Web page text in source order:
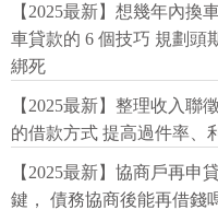
【2025最新】想幾年內換
車貸款的 6 個技巧 規劃頭
綁死
【2025最新】整理收入聯
的借款方式 提高過件率、
【2025最新】協商戶再申
鍵， 債務協商後能再借錢